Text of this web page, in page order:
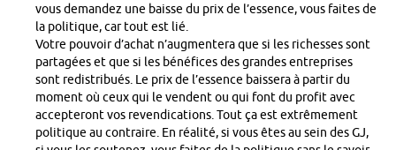
vous demandez une baisse du prix de l’essence, vous faites de
la politique, car tout est lié.
Votre pouvoir d’achat n’augmentera que si les richesses sont
partagées et que si les bénéfices des grandes entreprises
sont redistribués. Le prix de l’essence baissera à partir du
moment où ceux qui le vendent ou qui font du profit avec
accepteront vos revendications. Tout ça est extrêmement
politique au contraire. En réalité, si vous êtes au sein des GJ,